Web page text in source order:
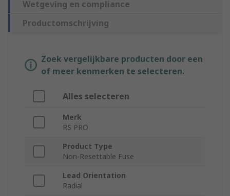
Wetgeving en compliance
Productomschrijving
Zoek vergelijkbare producten door een
of meer kenmerken te selecteren.
Alles selecteren
Merk
RS PRO
Product Type
Non-Resettable Fuse
Lead Orientation
Radial